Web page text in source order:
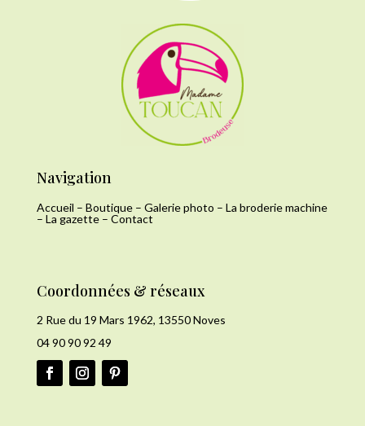
Navigation
Accueil – Boutique– Galerie photo – La broderie machine
– La gazette– Contact
Coordonnées & réseaux
2 Rue du 19 Mars 1962, 13550 Noves
04 90 90 92 49